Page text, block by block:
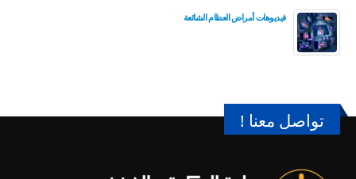
فيديوهات أمراض العظام الشائعة
تواصل معنا !